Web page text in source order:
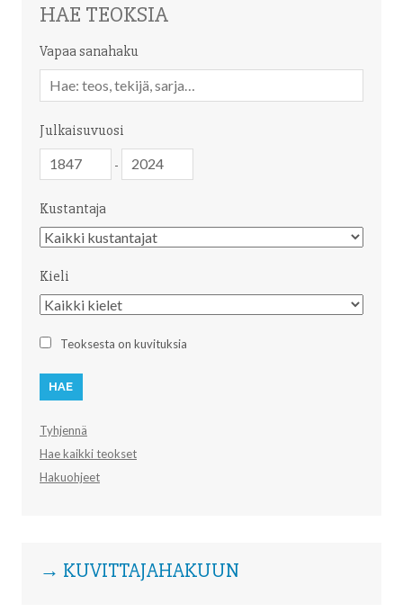
HAE TEOKSIA
Vapaa sanahaku
sanahaku
Julkaisuvuosi
-
Kustantaja
Kustantaja
Kieli
Kieli
Teoksesta on kuvituksia
Tyhjennä
Hae kaikki teokset
Hakuohjeet
→ KUVITTAJAHAKUUN